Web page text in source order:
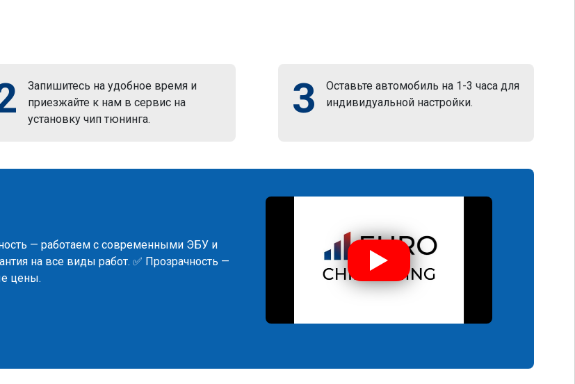
Запишитесь на удобное время и
приезжайте к нам в сервис на
установку чип тюнинга.
3
Оставьте автомобиль на 1-3 часа для
индивидуальной настройки.
— работаем с современными ЭБУ и
на все виды работ. ✅ Прозрачность —
цены.